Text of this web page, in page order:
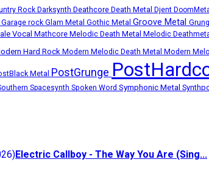
Rock Darksynth Deathcore Death Metal Djent
Garage rock Glam Metal Gothic Metal Groove Metal
Vocal Mathcore Melodic Death Metal Melodic
Hard Rock Modern Melodic Death Metal Modern
Metal PostGrunge
Spacesynth Spoken Word Symphonic Metal
Electric Callboy - The Way You Are (Sing...